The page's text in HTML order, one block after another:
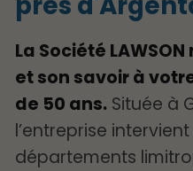
La Société
et son savoir à
de 50 ans. Située à
l’entreprise
départements